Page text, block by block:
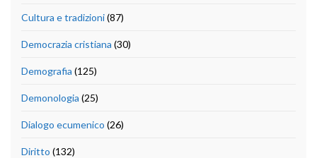
Cultura e tradizioni(87)
Democrazia cristiana (30)
Demografia (125)
Demonologia (25)
Dialogo ecumenico (26)
Diritto (132)